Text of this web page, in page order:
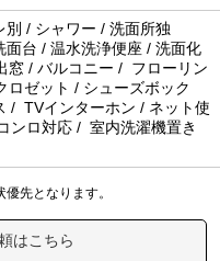
別 / シャワー / 洗面所独
面台 / 温水洗浄便座 / 洗面化
窓 / バルコニー / フローリン
ロゼット / シューズボック
/ TVインターホン / ネット使
ンロ対応 / 室内洗濯機置き
先となります。
はこちら